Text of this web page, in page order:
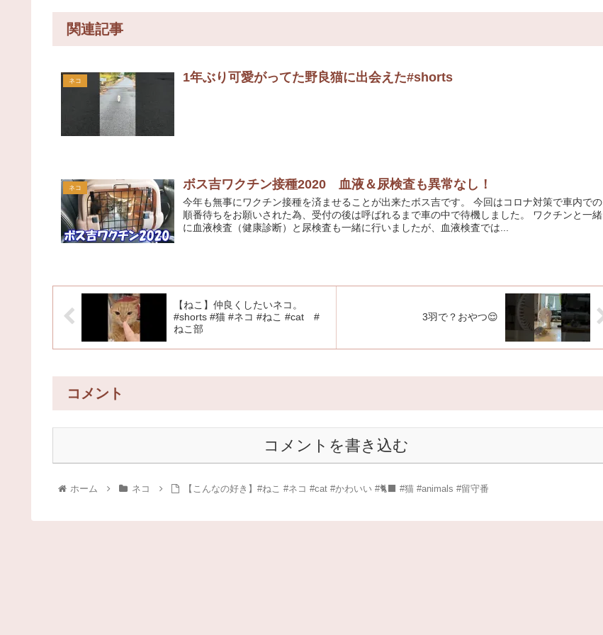
関連記事
ネコ 1年ぶり可愛がってた野良猫に出会えた#shorts
ネコ ボス吉ワクチン接種2020 血液＆尿検査も異常なし！
今年も無事にワクチン接種を済ませることが出来たボス吉です。 今回はコロナ対策で車内での
順番待ちをお願いされた為、受付の後は呼ばれるまで車の中で待機しました。 ワクチンと一緒
に血液検査（健康診断）と尿検査も一緒に行いましたが、血液検査では...
【ねこ】仲良くしたいネコ。
#shorts #猫 #ネコ #ねこ #cat #
ねこ部
3羽で？おやつ😌
コメント
コメントを書き込む
ホーム ネコ 【こんなの好き】#ねこ #ネコ #cat #かわいい #🐈‍⬛ #猫 #animals #留守番